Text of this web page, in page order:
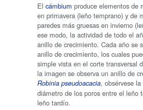
El cámbium produce elementos de
en primavera (leño temprano) y de
paredes más gruesas en invierno
ese modo, la actividad de todo el
anillo de crecimiento. Cada año se
anillo de crecimiento, los cuales
simple vista en el corte transversal
la imagen se observa un anillo de
Robinia pseudoacacia, obsérvese
diámetro de los poros entre el leño
leño tardío.